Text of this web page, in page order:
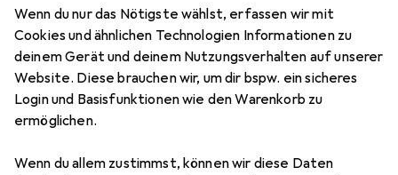
Wenn du nur das Nötigste wählst, erfassen wir mit
Cookies und ähnlichen Technologien Informationen zu
deinem Gerät und deinem Nutzungsverhalten auf unserer
Website. Diese brauchen wir, um dir bspw. ein sicheres
Login und Basisfunktionen wie den Warenkorb zu
ermöglichen.
Wenn du allem zustimmst, können wir diese Daten